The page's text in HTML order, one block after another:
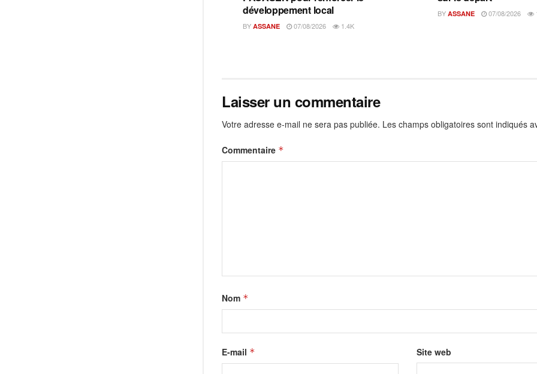
développement local
BY ASSANE 07/08/2026 1.4K
BY ASSANE 07/08/2026
Laisser un commentaire
Votre adresse e-mail ne sera pas publiée. Les champs obligatoires sont indiqués
Commentaire *
Nom *
E-mail * Site web